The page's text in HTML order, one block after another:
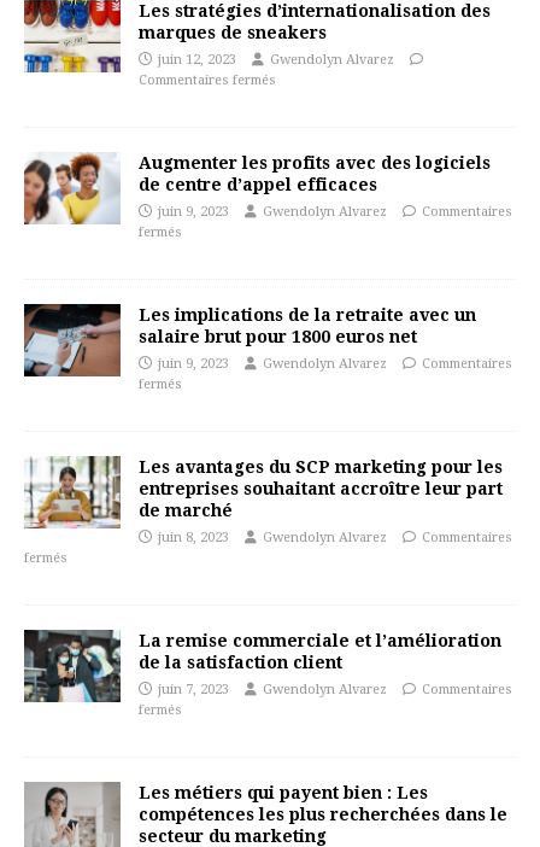
Les stratégies d’internationalisation des
marques de sneakers
juin 12, 2023
Gwendolyn Alvarez
Commentaires fermés
Augmenter les profits avec des logiciels
de centre d’appel efficaces
juin 9, 2023 Gwendolyn Alvarez
Commentaires
fermés
Les implications de la retraite avec un
salaire brut pour 1800 euros net
juin 9, 2023 Gwendolyn Alvarez
Commentaires
fermés
Les avantages du SCP marketing pour les
entreprises souhaitant accroître leur part
de marché
juin 8, 2023 Gwendolyn Alvarez
Commentaires
fermés
La remise commerciale et l’amélioration
de la satisfaction client
juin 7, 2023 Gwendolyn Alvarez
Commentaires
fermés
Les métiers qui payent bien : Les
compétences les plus recherchées dans le
secteur du marketing